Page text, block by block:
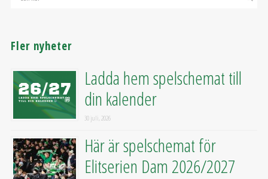
Fler nyheter
Ladda hem spelschemat till
din kalender
30 juli, 2026
Här är spelschemat för
Elitserien Dam 2026/2027